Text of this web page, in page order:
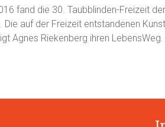
fand die 30. Taubblinden-Freizeit
auf der Freizeit entstandenen
Agnes Riekenberg ihren LebensWeg.